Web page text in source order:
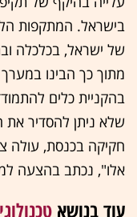
בישראל. המתקפות
של ישראל, בכלכלה
מתוך כך הבינו במערך
בהקניית כלים
שלא ניתן להסדיר
חקיקה בכנסת, עולה
אלו", נכתב בהצעה
עוד בנושא